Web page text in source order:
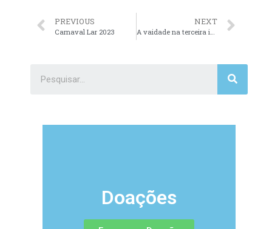
PREVIOUS
Carnaval Lar 2023
NEXT
Doações